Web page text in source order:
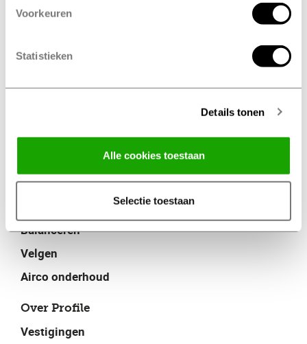
Voorkeuren
Statistieken
Details tonen
Alle cookies toestaan
Selectie toestaan
Autobanden
Onderhoud
Zomerbanden
4-seizoenenbanden
Bandenwissel
Balanceren
Velgen
Airco onderhoud
Michelin
Goodyear
Fulda
Mastersteel
Continental
Uniroyal
Over Profile
Vestigingen